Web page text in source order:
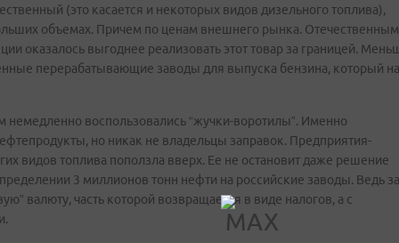
(это касается и некоторых видов дизельного топлива),
объемах. Причем по ценам внешнего рынка. Отечественным
оказалось выгоднее реализовать этот товар за границей.
перерабатывающие заводы для выпуска бензина, который на
воспользовались “жучки-воротилы”. Именно
но никак не владельцы заправок. Предприятия-
видов топлива поползла вверх. Ее не остановит даже решение
3 миллионов тонн нефти на российские заводы. Ведь за
валюту, часть которой возвращается в виде налогов, а с